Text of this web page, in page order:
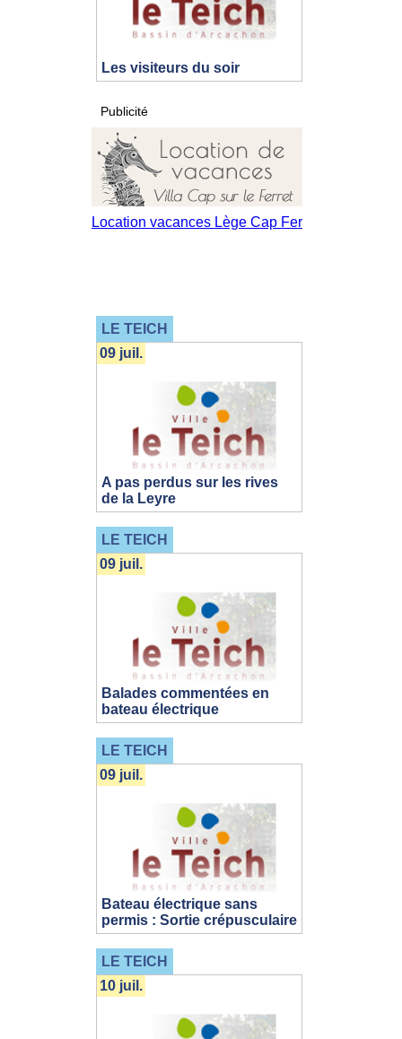
Les visiteurs du soir
Publicité
LE TEICH
A pas perdus sur les rives
de la Leyre
09 juil.
LE TEICH
Balades commentées en
bateau électrique
09 juil.
LE TEICH
Bateau électrique sans
permis : Sortie crépusculaire
09 juil.
LE TEICH
10 juil.